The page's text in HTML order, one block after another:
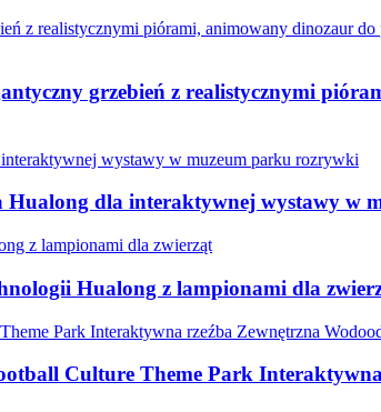
grzebień z realistycznymi
Hualong dla interaktywnej wystawy w
Hualong z lampionami dla
Culture Theme Park